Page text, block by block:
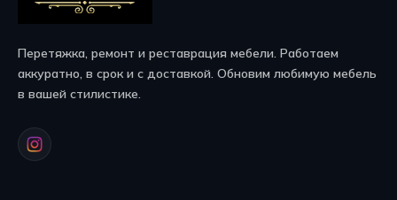
Перетяжка, ремонт и реставрация мебели. Работаем
аккуратно, в срок и с доставкой. Обновим любимую мебель
в вашей стилистике.